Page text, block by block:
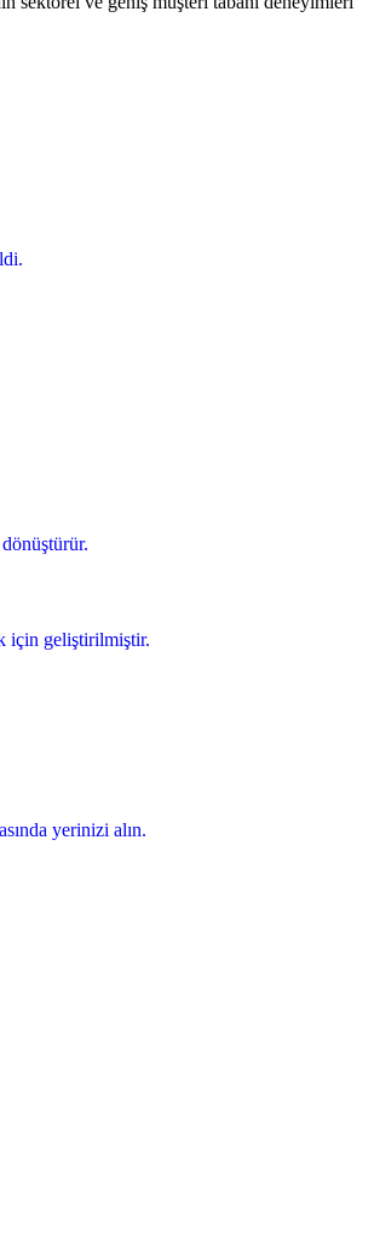
için geliştirilmiştir.
yerinizi alın.